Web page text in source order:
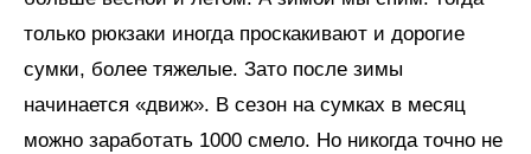
только рюкзаки иногда проскакивают и дорогие
сумки, более тяжелые. Зато после зимы
начинается «движ». В сезон на сумках в месяц
можно заработать 1000 смело. Но никогда точно не